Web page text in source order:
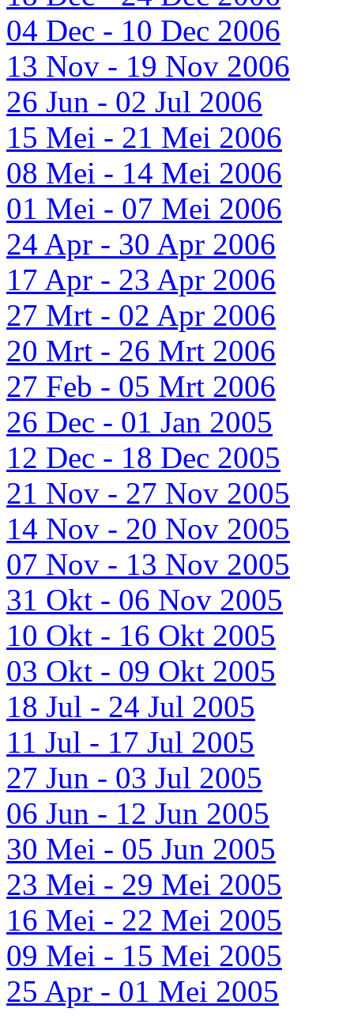
04 Dec - 10 Dec 2006
13 Nov - 19 Nov 2006
26 Jun - 02 Jul 2006
15 Mei - 21 Mei 2006
08 Mei - 14 Mei 2006
01 Mei - 07 Mei 2006
24 Apr - 30 Apr 2006
17 Apr - 23 Apr 2006
27 Mrt - 02 Apr 2006
20 Mrt - 26 Mrt 2006
27 Feb - 05 Mrt 2006
26 Dec - 01 Jan 2005
12 Dec - 18 Dec 2005
21 Nov - 27 Nov 2005
14 Nov - 20 Nov 2005
07 Nov - 13 Nov 2005
31 Okt - 06 Nov 2005
10 Okt - 16 Okt 2005
03 Okt - 09 Okt 2005
18 Jul - 24 Jul 2005
11 Jul - 17 Jul 2005
27 Jun - 03 Jul 2005
06 Jun - 12 Jun 2005
30 Mei - 05 Jun 2005
23 Mei - 29 Mei 2005
16 Mei - 22 Mei 2005
09 Mei - 15 Mei 2005
25 Apr - 01 Mei 2005